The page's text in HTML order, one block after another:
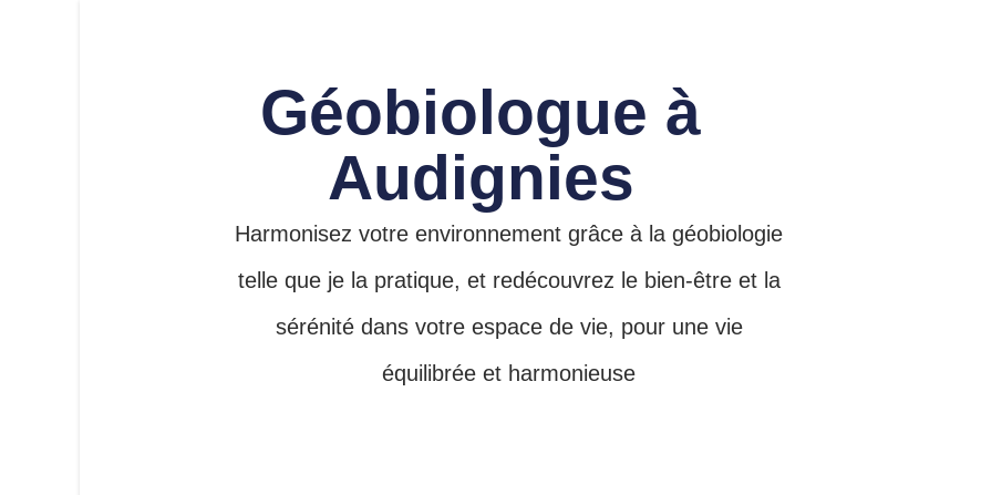
Géobiologue à
Audignies
Harmonisez votre environnement grâce à la géobiologie
telle que je la pratique, et redécouvrez le bien-être et la
sérénité dans votre espace de vie, pour une vie
équilibrée et harmonieuse